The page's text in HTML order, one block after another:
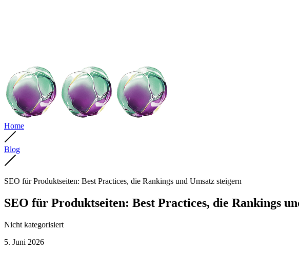
Home
Blog
SEO für Produktseiten: Best Practices, die Rankings und Umsatz steigern
SEO für Produktseiten: Best Practices, die Rankings
Nicht kategorisiert
5. Juni 2026